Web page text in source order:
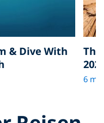
& Dive With
6